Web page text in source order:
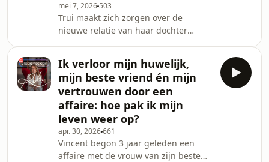
Relatiedeskundige Rika Ponnet geeft
advies.
mei 7, 2026 503
Trui maakt zich zorgen over de
nieuwe relatie van haar dochter
andere thuissituatie, hobby’s en
opleidingsniveau. Kortom: haar
dochter ‘kan beter krijgen’. Moet Trui
dit aankaarten, of het toch proberen
accepteren? Relatiedeskundige Rika
Ponnet geeft advies.
Ik verloor mijn huwelijk,
mijn beste vriend én mijn
vertrouwen door een
affaire: hoe pak ik mijn
leven weer op?
apr. 30, 2026661
Vincent begon 3 jaar geleden een
affaire met de vrouw van zijn beste